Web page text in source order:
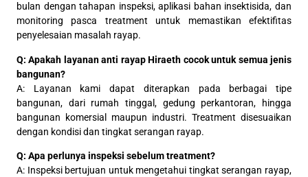
bulan dengan tahapan inspeksi, aplikasi bahan insektisida, dan
monitoring pasca treatment untuk memastikan efektifitas
penyelesaian masalah rayap.
Q: Apakah layanan anti rayap Hiraeth cocok untuk semua jenis
bangunan?
A: Layanan kami dapat diterapkan pada berbagai tipe
bangunan, dari rumah tinggal, gedung perkantoran, hingga
bangunan komersial maupun industri. Treatment disesuaikan
dengan kondisi dan tingkat serangan rayap.
Q: Apa perlunya inspeksi sebelum treatment?
A: Inspeksi bertujuan untuk mengetahui tingkat serangan rayap,